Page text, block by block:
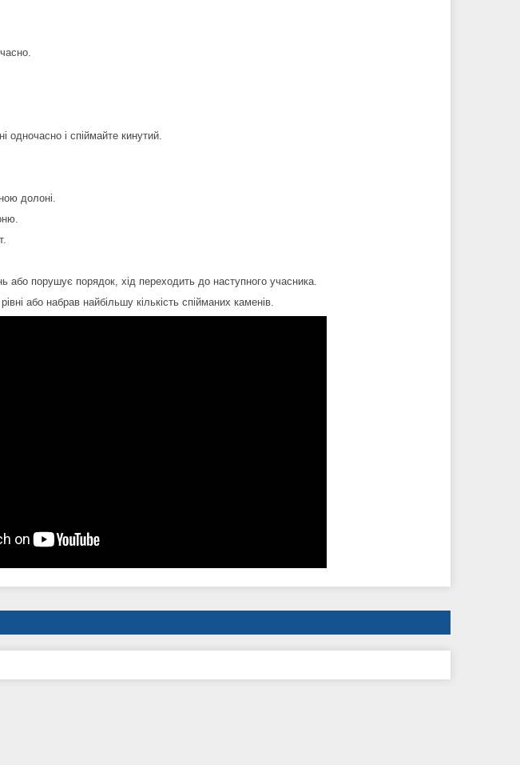
одночасно і спіймайте кинутий.
долоні.
або порушує порядок, хід переходить до наступного учасника.
або набрав найбільшу кількість спійманих каменів.